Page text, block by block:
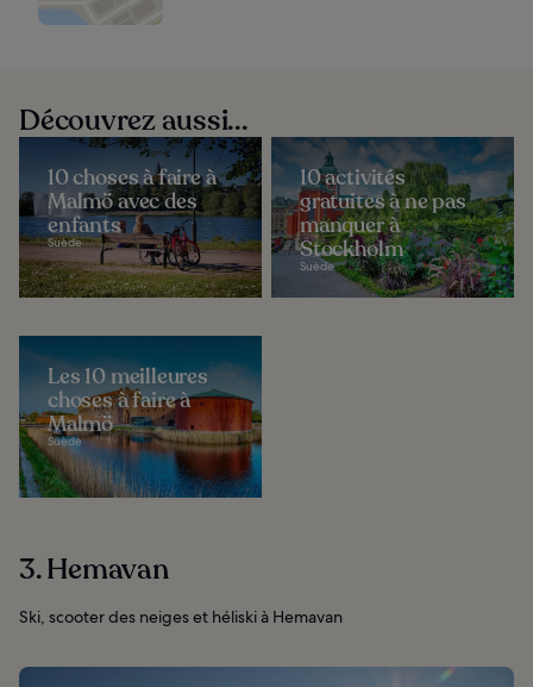
Découvrez aussi...
10 choses à faire à
Malmö avec des
enfants
Suède
10 activités
gratuites à ne pas
manquer à
Stockholm
Suède
Les 10 meilleures
choses à faire à
Malmö
Suède
3. Hemavan
Ski, scooter des neiges et héliski à Hemavan